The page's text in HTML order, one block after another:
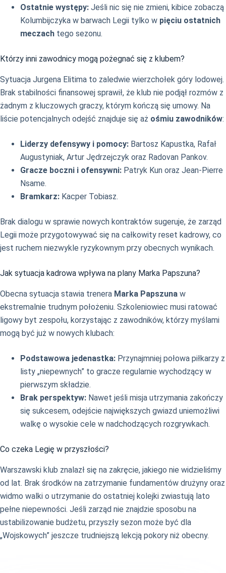
Ostatnie występy: Jeśli nic się nie zmieni, kibice zobaczą
Kolumbijczyka w barwach Legii tylko w pięciu ostatnich
meczach tego sezonu.
Którzy inni zawodnicy mogą pożegnać się z klubem?
Sytuacja Jurgena Elitima to zaledwie wierzchołek góry lodowej.
Brak stabilności finansowej sprawił, że klub nie podjął rozmów z
żadnym z kluczowych graczy, którym kończą się umowy. Na
liście potencjalnych odejść znajduje się aż ośmiu zawodników:
Liderzy defensywy i pomocy: Bartosz Kapustka, Rafał
Augustyniak, Artur Jędrzejczyk oraz Radovan Pankov.
Gracze boczni i ofensywni: Patryk Kun oraz Jean-Pierre
Nsame.
Bramkarz: Kacper Tobiasz.
Brak dialogu w sprawie nowych kontraktów sugeruje, że zarząd
Legii może przygotowywać się na całkowity reset kadrowy, co
jest ruchem niezwykle ryzykownym przy obecnych wynikach.
Jak sytuacja kadrowa wpływa na plany Marka Papszuna?
Obecna sytuacja stawia trenera Marka Papszuna w
ekstremalnie trudnym położeniu. Szkoleniowiec musi ratować
ligowy byt zespołu, korzystając z zawodników, którzy myślami
mogą być już w nowych klubach:
Podstawowa jedenastka: Przynajmniej połowa piłkarzy z
listy „niepewnych” to gracze regularnie wychodzący w
pierwszym składzie.
Brak perspektyw: Nawet jeśli misja utrzymania zakończy
się sukcesem, odejście największych gwiazd uniemożliwi
walkę o wysokie cele w nadchodzących rozgrywkach.
Co czeka Legię w przyszłości?
Warszawski klub znalazł się na zakręcie, jakiego nie widzieliśmy
od lat. Brak środków na zatrzymanie fundamentów drużyny oraz
widmo walki o utrzymanie do ostatniej kolejki zwiastują lato
pełne niepewności. Jeśli zarząd nie znajdzie sposobu na
ustabilizowanie budżetu, przyszły sezon może być dla
„Wojskowych” jeszcze trudniejszą lekcją pokory niż obecny.